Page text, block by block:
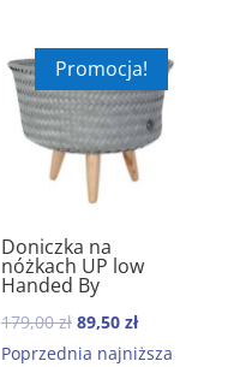
Promocja!
5.00
Doniczka na
nóżkach UP low
Handed By
179,00zł Pierwotna
cena
89,50 złAktualna
cena
Poprzednia najniższa